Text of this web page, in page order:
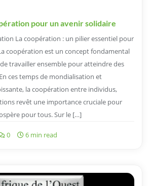
pour un avenir solidaire
La coopération : un pilier essentiel pour
coopération est un concept fondamental
travailler ensemble pour atteindre des
ces temps de mondialisation et
la coopération entre individus,
revêt une importance cruciale pour
pour tous. Sur le […]
0 6 min read